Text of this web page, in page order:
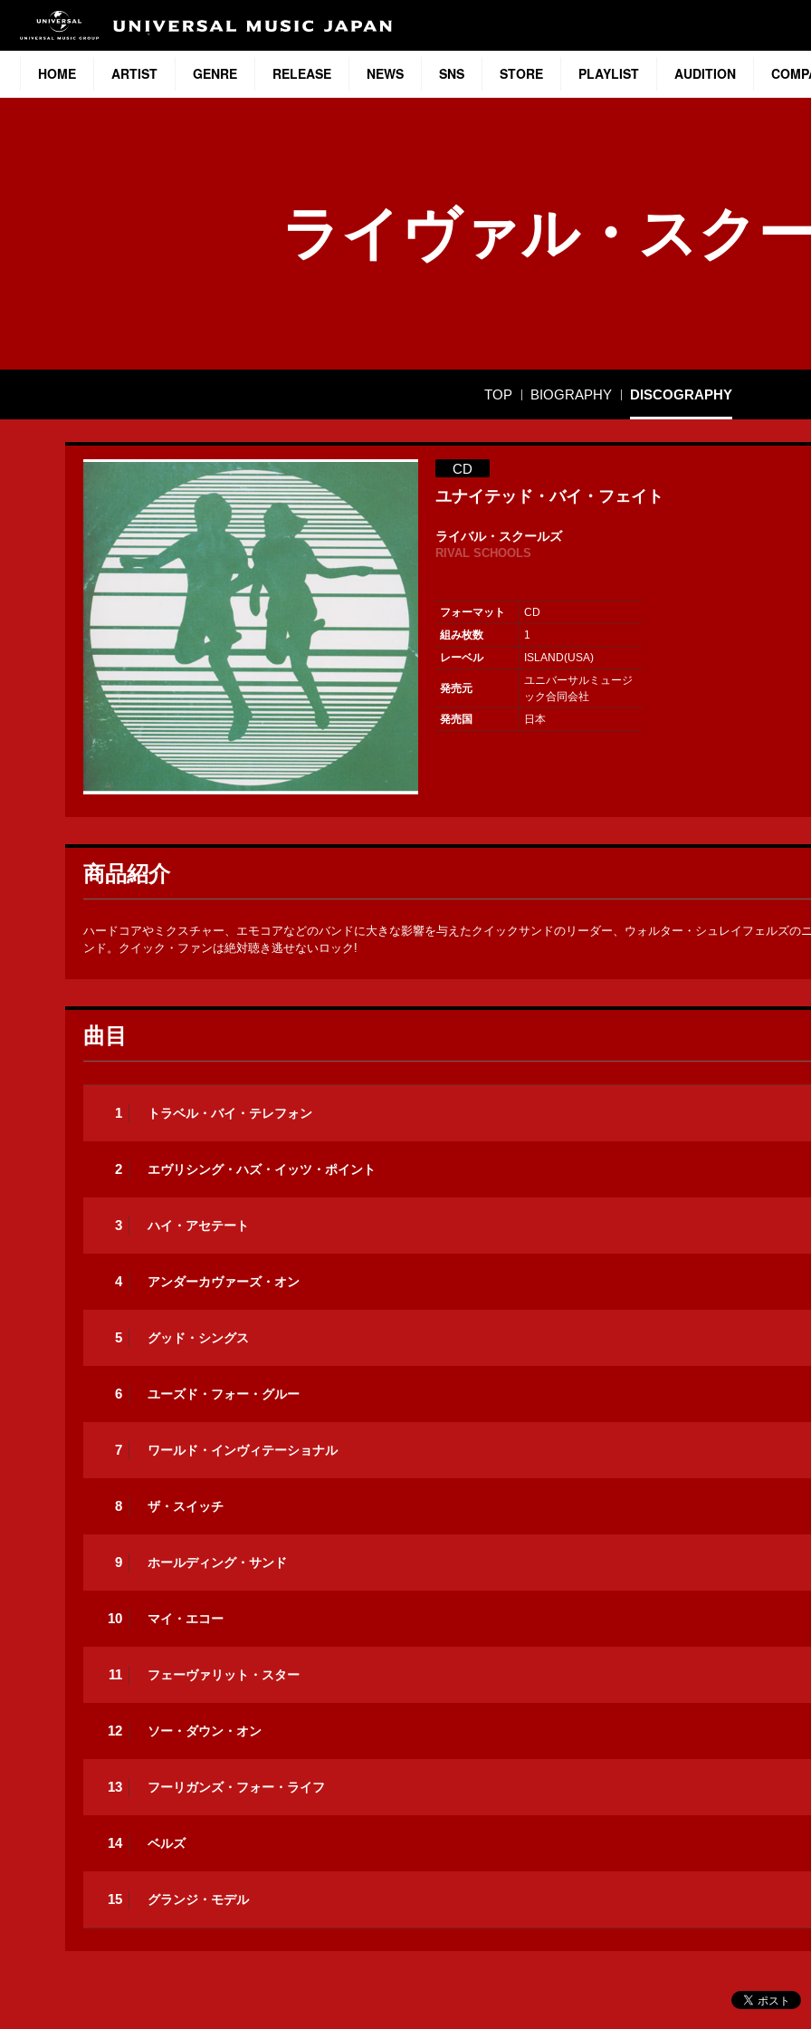
HOME ARTIST GENRE RELEASE NEWS SNS STORE PLAYLIST AUDITION
ライヴァル・スク
TOP BIOGRAPHY DISCOGRAPHY
CD
ユナイテッド・バイ・フェイト
ライバル・スクールズ
RIVAL SCHOOLS
フォーマット
CD
組み枚数
1
レーベル
ISLAND(USA)
発売元
ユニバーサルミュージ
ック合同会社
発売国
日本
商品紹介
ハードコアやミクスチャー、エモコアなどのバンドに大きな影響を与えたクイックサンドのリーダー、ウォルター・シュレイフェルズの
ンド。クイック・ファンは絶対聴き逃せないロック!
曲目
1 トラベル・バイ・テレフォン
2 エヴリシング・ハズ・イッツ・ポイント
3 ハイ・アセテート
4 アンダーカヴァーズ・オン
5 グッド・シングス
6 ユーズド・フォー・グルー
7 ワールド・インヴィテーショナル
8 ザ・スイッチ
9 ホールディング・サンド
10 マイ・エコー
11 フェーヴァリット・スター
12 ソー・ダウン・オン
13 フーリガンズ・フォー・ライフ
14 ベルズ
15 グランジ・モデル